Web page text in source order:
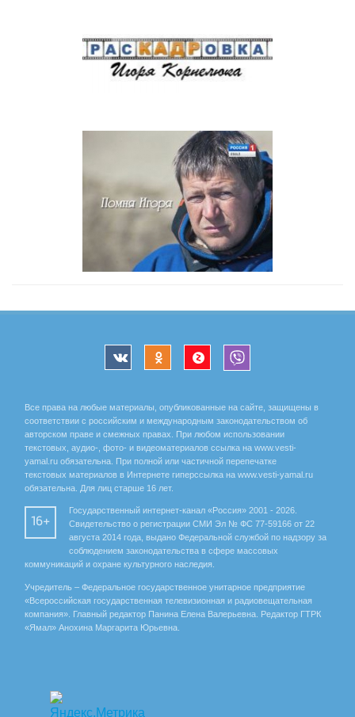
Все права на любые материалы, опубликованные на сайте, защищены в
соответствии с российским и международным законодательством об
авторском праве и смежных правах. При любом использовании
текстовых, аудио-, фото- и видеоматериалов ссылка на www.vesti-
yamal.ru обязательна. При полной или частичной перепечатке
текстовых материалов в Интернете гиперссылка на www.vesti-yamal.ru
обязательна. Для лиц старше 16 лет.
16+
Государственный интернет-канал «Россия» 2001 - 2026.
Свидетельство о регистрации СМИ Эл № ФС 77-59166 от 22
августа 2014 года, выдано Федеральной службой по надзору за
соблюдением законодательства в сфере массовых
коммуникаций и охране культурного наследия.
Учредитель – Федеральное государственное унитарное предприятие
«Всероссийская государственная телевизионная и радиовещательная
компания». Главный редактор Панина Елена Валерьевна. Редактор ГТРК
«Ямал» Анохина Маргарита Юрьевна.